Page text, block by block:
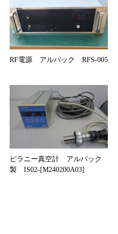
RF電源 アルバック RFS-005
ピラニー真空計 アルバック
製 IS02-[M240200A03]